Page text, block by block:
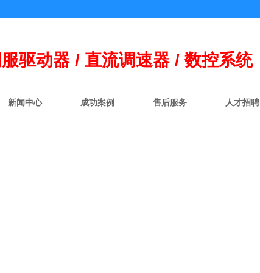
服驱动器 / 直流调速器 / 数控系统
新闻中心 成功案例 售后服务 人才招聘